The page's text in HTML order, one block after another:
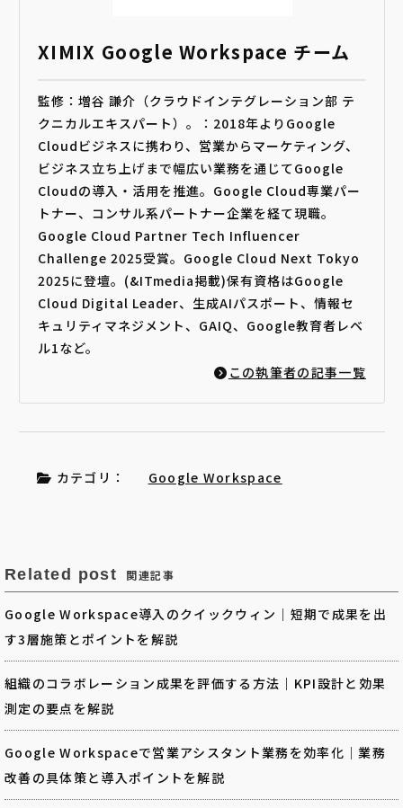
XIMIX Google Workspace チーム
監修：増谷 謙介（クラウドインテグレーション部 テ
クニカルエキスパート）。：2018年よりGoogle
Cloudビジネスに携わり、営業からマーケティング、
ビジネス立ち上げまで幅広い業務を通じてGoogle
Cloudの導入・活用を推進。Google Cloud専業パー
トナー、コンサル系パートナー企業を経て現職。
Google Cloud Partner Tech Influencer
Challenge 2025受賞。Google Cloud Next Tokyo
2025に登壇。(&ITmedia掲載)保有資格はGoogle
Cloud Digital Leader、生成AIパスポート、情報セ
キュリティマネジメント、GAIQ、Google教育者レベ
ル1など。
この執筆者の記事一覧
カテゴリ： Google Workspace
Related post 関連記事
Google Workspace導入のクイックウィン｜短期で成果を出
す3層施策とポイントを解説
組織のコラボレーション成果を評価する方法｜KPI設計と効果
測定の要点を解説
Google Workspaceで営業アシスタント業務を効率化｜業務
改善の具体策と導入ポイントを解説